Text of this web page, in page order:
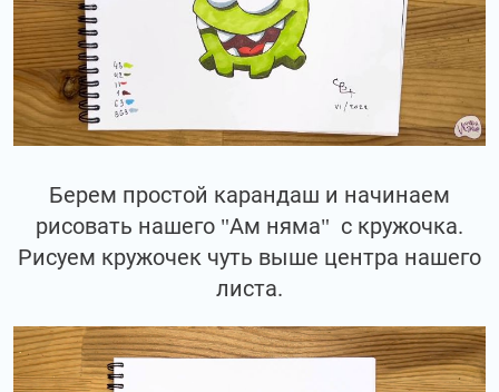
Берем простой карандаш и начинаем
рисовать нашего "Ам няма" с кружочка.
Рисуем кружочек чуть выше центра нашего
листа.